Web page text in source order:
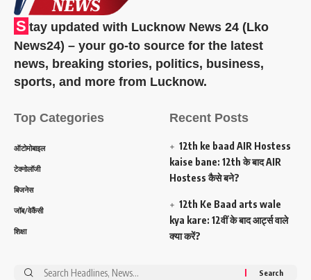
S tay updated with Lucknow News 24 (Lko
News24) – your go-to source for the latest
news, breaking stories, politics, business,
sports, and more from Lucknow.
Top Categories
ऑटोमोबाइल
टेक्नोलॉजी
बिजनेस
जॉब/वेकैंसी
शिक्षा
Recent Posts
12th ke baad AIR Hostess
kaise bane: 12th के बाद AIR
Hostess कैसे बने?
12th Ke Baad arts wale
kya kare: 12वीं के बाद आर्ट्स वाले
क्या करें?
Search